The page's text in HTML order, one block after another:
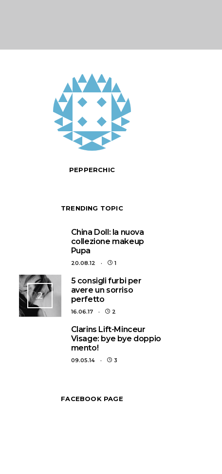
PEPPERCHIC
TRENDING TOPIC
China Doll: la nuova
collezione makeup
Pupa
20.08.12 1
2
5 consigli furbi per
avere un sorriso
perfetto
16.06.17 2
Clarins Lift-Minceur
Visage: bye bye doppio
mento!
09.05.14 3
FACEBOOK PAGE